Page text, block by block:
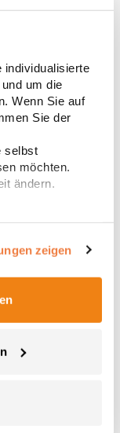
individualisierte
um die
Wenn Sie auf
Sie der
selbst
möchten.
ändern.
zeigen
Personalisierung
Weicher,
1 821 01
ab16,05 € *